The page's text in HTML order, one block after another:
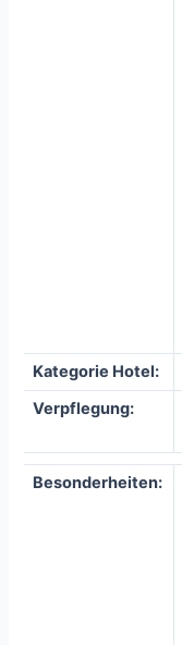
Kategorie Hotel:
Verpflegung:
Besonderheiten: